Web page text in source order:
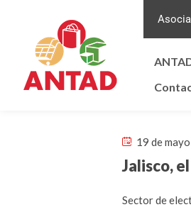
19 de
Jalisco,
Sector de